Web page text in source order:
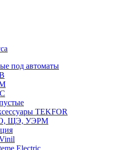
под автоматы
TEKFOR
ЩЭ, УЭРМ
Electric